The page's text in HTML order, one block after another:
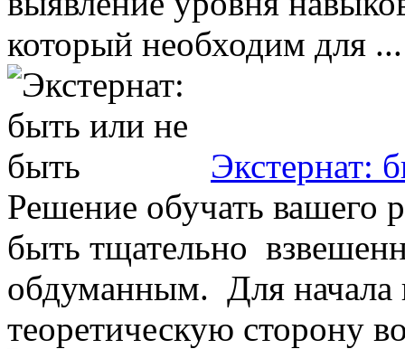
который необходим для ...
Экстернат:
Решение обучать вашего
быть тщательно
обдуманным. Для начала
теоретическую сторону